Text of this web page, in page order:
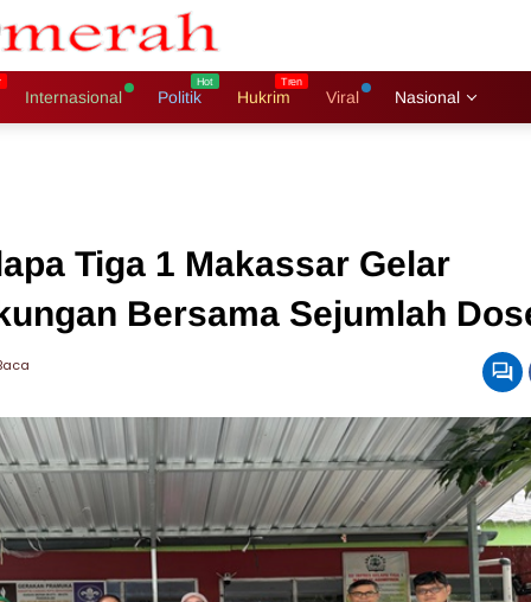
Internasional Politik Hukrim Viral Nasional
Tiga 1 Makassar Gelar
Bersama Sejumlah